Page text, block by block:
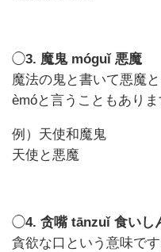
◯3. 魔鬼 móguǐ 悪魔
魔法の鬼と書いて悪魔
èmóと言うこともあり
例）天使和魔鬼
天使と悪魔
◯4. 贪嘴 tānzuǐ 食いし
貪欲な口という意味で